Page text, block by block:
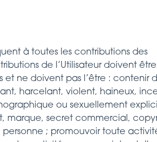
à toutes les contributions des
de l’Utilisateur doivent être
ne doivent pas l’être : contenir
harcelant, violent, haineux,
ou sexuellement
marque, secret commercial,
; promouvoir toute